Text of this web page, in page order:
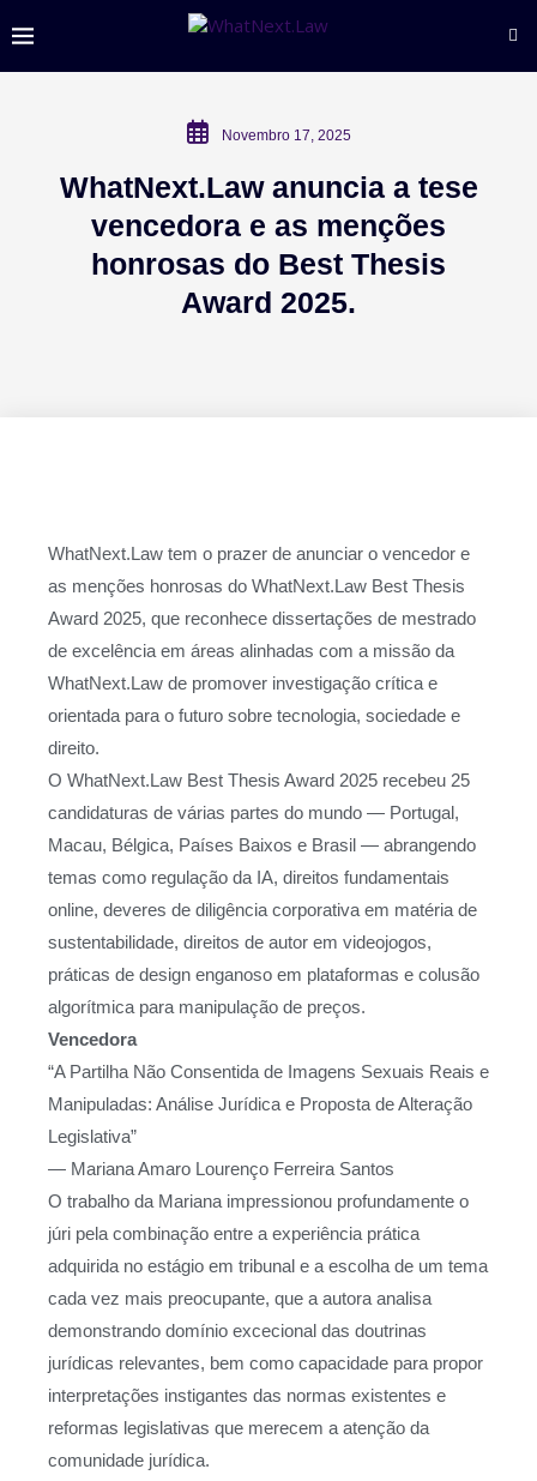
Novembro 17, 2025
WhatNext.Law anuncia a tese
vencedora e as menções
honrosas do Best Thesis
Award 2025.
WhatNext.Law tem o prazer de anunciar o vencedor e
as menções honrosas do WhatNext.Law Best Thesis
Award 2025, que reconhece dissertações de mestrado
de excelência em áreas alinhadas com a missão da
WhatNext.Law de promover investigação crítica e
orientada para o futuro sobre tecnologia, sociedade e
direito.
O WhatNext.Law Best Thesis Award 2025 recebeu 25
candidaturas de várias partes do mundo — Portugal,
Macau, Bélgica, Países Baixos e Brasil — abrangendo
temas como regulação da IA, direitos fundamentais
online, deveres de diligência corporativa em matéria de
sustentabilidade, direitos de autor em videojogos,
práticas de design enganoso em plataformas e colusão
algorítmica para manipulação de preços.
Vencedora
“A Partilha Não Consentida de Imagens Sexuais Reais e
Manipuladas: Análise Jurídica e Proposta de Alteração
Legislativa”
— Mariana Amaro Lourenço Ferreira Santos
O trabalho da Mariana impressionou profundamente o
júri pela combinação entre a experiência prática
adquirida no estágio em tribunal e a escolha de um tema
cada vez mais preocupante, que a autora analisa
demonstrando domínio excecional das doutrinas
jurídicas relevantes, bem como capacidade para propor
interpretações instigantes das normas existentes e
reformas legislativas que merecem a atenção da
comunidade jurídica.